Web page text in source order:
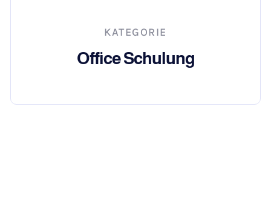
KATEGORIE
Office Schulung